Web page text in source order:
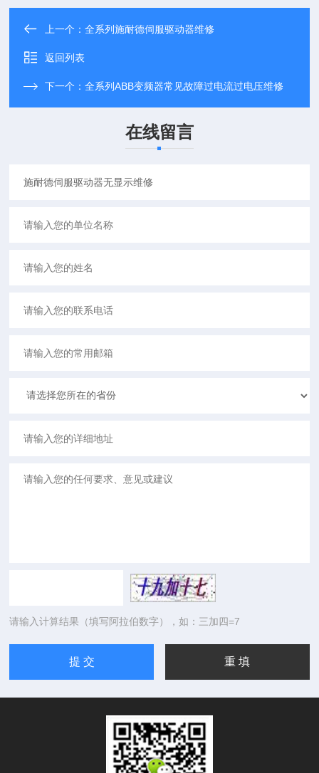
上一个：全系列施耐德伺服驱动器维修
返回列表
下一个：全系列ABB变频器常见故障过电流过电压维修
在线留言
请输入计算结果（填写阿拉伯数字），如：三加四=7